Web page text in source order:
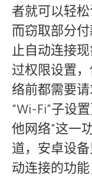
者就可以轻
而窃取部分
止自动连接
过权限设置
络前都需要
“Wi-Fi”子设
他网络”这一
道，安卓设
动连接的功能